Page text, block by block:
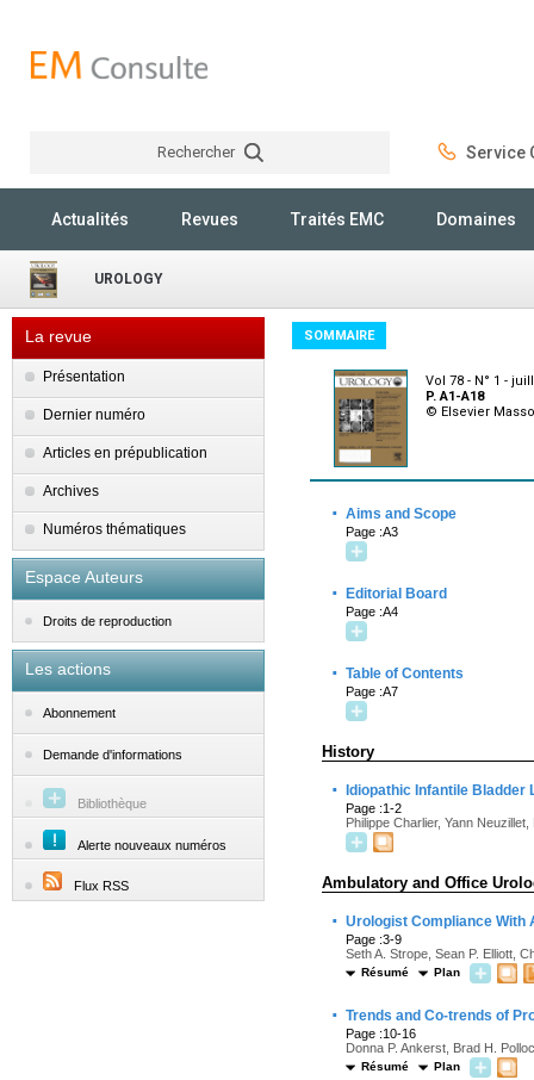
Rechercher Service
Actualités Revues Traités EMC Domaines
UROLOGY
La revue
Présentation
Dernier numéro
Articles en prépublication
Archives
Numéros thématiques
Espace Auteurs
Droits de reproduction
Les actions
Abonnement
Demande d'informations
Bibliothèque
Alerte nouveaux numéros
Flux RSS
SOMMAIRE
Vol 78 - N° 1 -
P. A1-A18
© Elsevier
· Aims and Scope
Page :A3
· Editorial Board
Page :A4
· Table of Contents
Page :A7
History
· Idiopathic Infantile
Page :1-2
Philippe Charlier, Yann
Ambulatory and Office
· Urologist Compliance With
Page :3-9
Seth A. Strope, Sean P. Elliott,
Résumé Plan
· Trends and Co-trends of
Page :10-16
Donna P. Ankerst, Brad H.
Résumé Plan